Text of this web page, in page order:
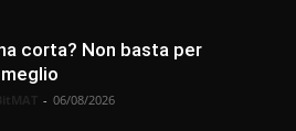
corta? Non basta per
- 06/08/2026